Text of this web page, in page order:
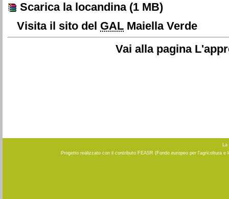
Scarica la locandina (1 MB)
Visita il sito del GAL Maiella Verde
Vai alla pagina
La
Progetto realizzato con il contributo FEASR (Fondo europeo per l'agricoltura